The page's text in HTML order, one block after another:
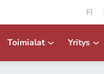
FI
Toimialat Yritys